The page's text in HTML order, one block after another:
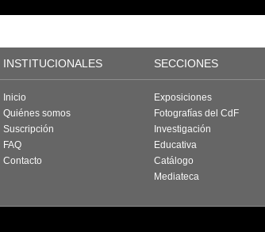
INSTITUCIONALES SECCIONES
Inicio
Quiénes somos
Suscripción
FAQ
Contacto
Exposiciones
Fotografías del CdF
Investigación
Educativa
Catálogo
Mediateca